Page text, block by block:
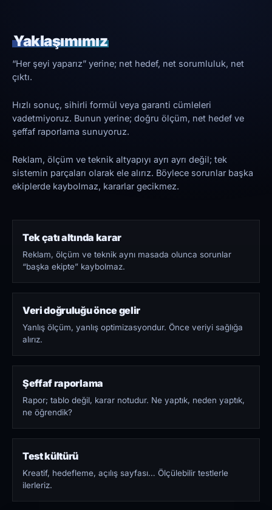
Yaklaşımımız
“Her şeyi yaparız” yerine; net hedef, net sorumluluk, net
çıktı.
Hızlı sonuç, sihirli formül veya garanti cümleleri
vadetmiyoruz. Bunun yerine; doğru ölçüm, net hedef ve
şeffaf raporlama sunuyoruz.
Reklam, ölçüm ve teknik altyapıyı ayrı ayrı değil; tek
sistemin parçaları olarak ele alırız. Böylece sorunlar başka
ekiplerde kaybolmaz, kararlar gecikmez.
Tek çatı altında karar
Reklam, ölçüm ve teknik aynı masada olunca sorunlar
“başka ekipte” kaybolmaz.
Veri doğruluğu önce gelir
Yanlış ölçüm, yanlış optimizasyondur. Önce veriyi sağlığa
alırız.
Şeffaf raporlama
Rapor; tablo değil, karar notudur. Ne yaptık, neden yaptık,
ne öğrendik?
Test kültürü
Kreatif, hedefleme, açılış sayfası… Ölçülebilir testlerle
ilerleriz.